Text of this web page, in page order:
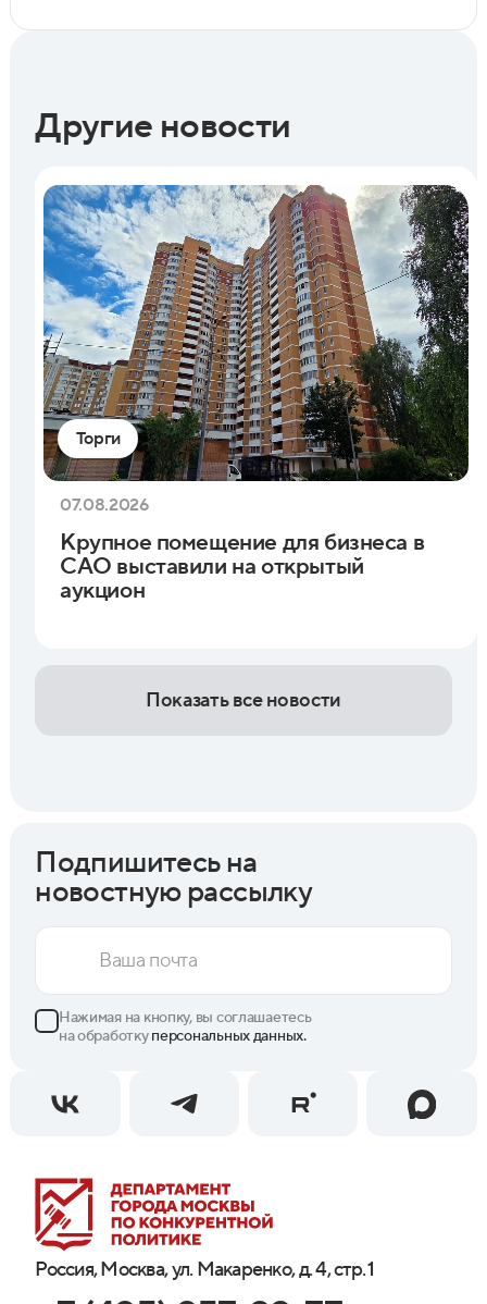
Другие новости
Торги
07.08.2026
Крупное помещение для бизнеса в
САО выставили на открытый
аукцион
Показать все новости
Россия, Москва, ул. Макаренко, д. 4, стр. 1
Подпишитесь на
новостную рассылку
Нажимая на кнопку, вы соглашаетесь
на обработкуперсональных данных.